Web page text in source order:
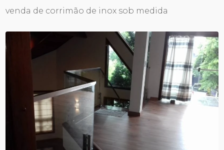
venda de corrimão de inox sob medida